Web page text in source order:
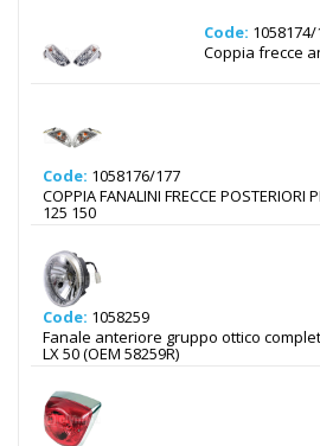
Code: 1058174/
Coppia frecce
Code: 1058176/177
COPPIA FANALINI FRECCE POSTERIORI
125 150
Code: 1058259
Fanale anteriore gruppo ottico
LX 50 (OEM 58259R)